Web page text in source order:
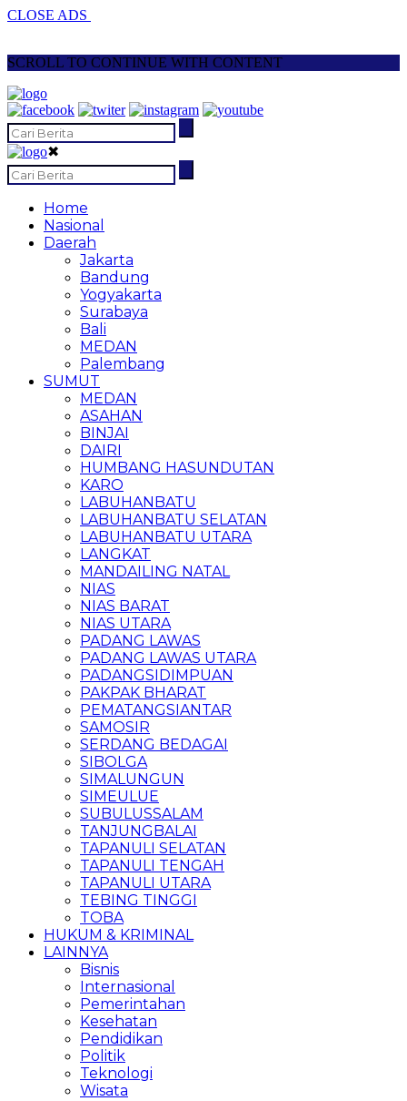
CLOSE ADS
SCROLL TO CONTINUE WITH CONTENT
✖
Home
Nasional
Daerah
Jakarta
Bandung
Yogyakarta
Surabaya
Bali
MEDAN
Palembang
SUMUT
MEDAN
ASAHAN
BINJAI
DAIRI
HUMBANG HASUNDUTAN
KARO
LABUHANBATU
LABUHANBATU SELATAN
LABUHANBATU UTARA
LANGKAT
MANDAILING NATAL
NIAS
NIAS BARAT
NIAS UTARA
PADANG LAWAS
PADANG LAWAS UTARA
PADANGSIDIMPUAN
PAKPAK BHARAT
PEMATANGSIANTAR
SAMOSIR
SERDANG BEDAGAI
SIBOLGA
SIMALUNGUN
SIMEULUE
SUBULUSSALAM
TANJUNGBALAI
TAPANULI SELATAN
TAPANULI TENGAH
TAPANULI UTARA
TEBING TINGGI
TOBA
HUKUM & KRIMINAL
LAINNYA
Bisnis
Internasional
Pemerintahan
Kesehatan
Pendidikan
Politik
Teknologi
Wisata